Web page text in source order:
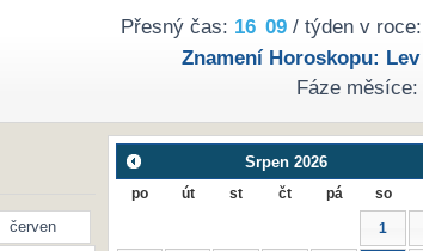
Přesný čas: 16 09/ týden v roce:
Znamení Horoskopu: Lev
Fáze měsíce:
červen
Srpen 2026
po út st čt pá so
1